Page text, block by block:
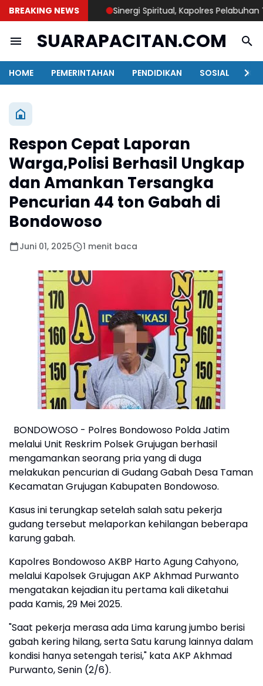
BREAKING NEWS Sinergi Spiritual, Kapolres Pelabuhan
SUARAPACITAN.COM
HOME PEMERINTAHAN PENDIDIKAN SOSIAL
Respon Cepat Laporan
Warga,Polisi Berhasil Ungkap
dan Amankan Tersangka
Pencurian 44 ton Gabah di
Bondowoso
Juni 01, 2025 1 menit baca
BONDOWOSO - Polres Bondowoso Polda Jatim
melalui Unit Reskrim Polsek Grujugan berhasil
mengamankan seorang pria yang di duga
melakukan pencurian di Gudang Gabah Desa Taman
Kecamatan Grujugan Kabupaten Bondowoso.
Kasus ini terungkap setelah salah satu pekerja
gudang tersebut melaporkan kehilangan beberapa
karung gabah.
Kapolres Bondowoso AKBP Harto Agung Cahyono,
melalui Kapolsek Grujugan AKP Akhmad Purwanto
mengatakan kejadian itu pertama kali diketahui
pada Kamis, 29 Mei 2025.
"Saat pekerja merasa ada Lima karung jumbo berisi
gabah kering hilang, serta Satu karung lainnya dalam
kondisi hanya setengah terisi," kata AKP Akhmad
Purwanto, Senin (2/6).